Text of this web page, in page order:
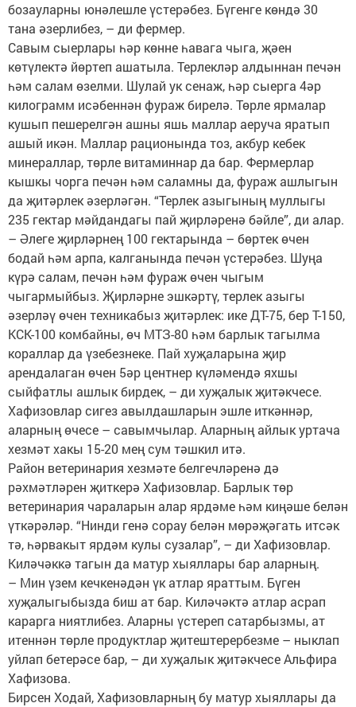
бозауларны юнәлешле үстерәбез. Бүгенге көндә 30
тана әзерлибез, – ди фермер.
Савым сыерлары һәр көнне һавага чыга, җәен
көтүлектә йөртеп ашатыла. Терлекләр алдыннан печән
һәм салам өзелми. Шулай ук сенаж, һәр сыерга 4әр
килограмм исәбеннән фураж бирелә. Төрле ярмалар
кушып пешерелгән ашны яшь маллар аеруча яратып
ашый икән. Маллар рационында тоз, акбур кебек
минераллар, төрле витаминнар да бар. Фермерлар
кышкы чорга печән һәм саламны да, фураж ашлыгын
да җитәрлек әзерләгән. “Терлек азыгының муллыгы
235 гектар мәйдандагы пай җирләренә бәйле”, ди алар.
– Әлеге җирләрнең 100 гектарында – бөртек өчен
бодай һәм арпа, калганында печән үстерәбез. Шуңа
күрә салам, печән һәм фураж өчен чыгым
чыгармыйбыз. Җирләрне эшкәртү, терлек азыгы
әзерләү өчен техникабыз җитәрлек: ике ДТ-75, бер Т-150,
КСК-100 комбайны, өч МТЗ-80 һәм барлык тагылма
кораллар да үзебезнеке. Пай хуҗаларына җир
арендалаган өчен 5әр центнер күләмендә яхшы
сыйфатлы ашлык бирдек, – ди хуҗалык җитәкчесе.
Хафизовлар сигез авылдашларын эшле иткәннәр,
аларның өчесе – савымчылар. Аларның айлык уртача
хезмәт хакы 15-20 мең сум тәшкил итә.
Район ветеринария хезмәте белгечләренә дә
рәхмәтләрен җиткерә Хафизовлар. Барлык төр
ветеринария чараларын алар ярдәме һәм киңәше белән
үткәрәләр. “Нинди генә сорау белән мөрәҗәгать итсәк
тә, һәрвакыт ярдәм кулы сузалар”, – ди Хафизовлар.
Киләчәккә тагын да матур хыяллары бар аларның.
– Мин үзем кечкенәдән үк атлар яраттым. Бүген
хуҗалыгыбызда биш ат бар. Киләчәктә атлар асрап
карарга ниятлибез. Аларны үстереп сатарбызмы, ат
итеннән төрле продуктлар җитештерербезме – ныклап
уйлап бетерәсе бар, – ди хуҗалык җитәкчесе Альфира
Хафизова.
Бирсен Ходай, Хафизовларның бу матур хыяллары да